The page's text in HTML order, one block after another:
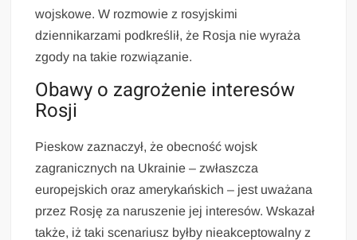
wojskowe. W rozmowie z rosyjskimi
dziennikarzami podkreślił, że Rosja nie wyraża
zgody na takie rozwiązanie.
Obawy o zagrożenie interesów
Rosji
Pieskow zaznaczył, że obecność wojsk
zagranicznych na Ukrainie – zwłaszcza
europejskich oraz amerykańskich – jest uważana
przez Rosję za naruszenie jej interesów. Wskazał
także, iż taki scenariusz byłby nieakceptowalny z